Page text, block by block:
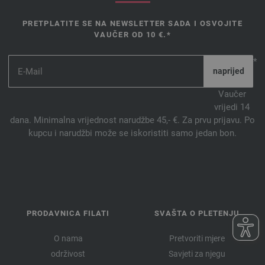
117-tamno ljubičasta | EAN: 4033493149945
119-pijesak | EAN: 4033493168205
120-siva zelena | EAN: 4033493168212
123-plava ljubičasta | EAN: 4033493168243
124-žabljak žuto | EAN: 4033493168250
129-trava zelena | EAN: 4033493187466
130-nježna plava | EAN: 4033493187473
131-teint | EAN: 4033493207461
PRETPLATITE SE NA NEWSLETTER SADA I OSVOJITE
VAUČER OD 10 €.*
*
Vaučer
vrijedi 14
dana. Minimalna vrijednost narudžbe 45,- €. Za prvu prijavu. Po
kupcu i narudžbi može se iskoristiti samo jedan bon.
PRODAVNICA FILATI
O nama
održivost
SVAŠTA O PLETENJU
Pretvoriti mjere
Savjeti za njegu